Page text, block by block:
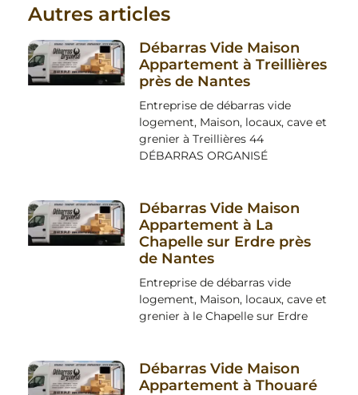
Autres articles
Débarras Vide Maison
Appartement à Treillières
près de Nantes
Entreprise de débarras vide
logement, Maison, locaux, cave et
grenier à Treillières 44
DÉBARRAS ORGANISÉ
Débarras Vide Maison
Appartement à La
Chapelle sur Erdre près
de Nantes
Entreprise de débarras vide
logement, Maison, locaux, cave et
grenier à le Chapelle sur Erdre
Débarras Vide Maison
Appartement à Thouaré